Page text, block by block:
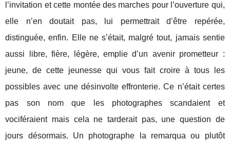
l’invitation et cette montée des marches pour l’ouverture qui,
elle n’en doutait pas, lui permettrait d’être repérée,
distinguée, enfin. Elle ne s’était, malgré tout, jamais sentie
aussi libre, fière, légère, emplie d’un avenir prometteur :
jeune, de cette jeunesse qui vous fait croire à tous les
possibles avec une désinvolte effronterie. Ce n’était certes
pas son nom que les photographes scandaient et
vociféraient mais cela ne tarderait pas, une question de
jours désormais. Un photographe la remarqua ou plutôt